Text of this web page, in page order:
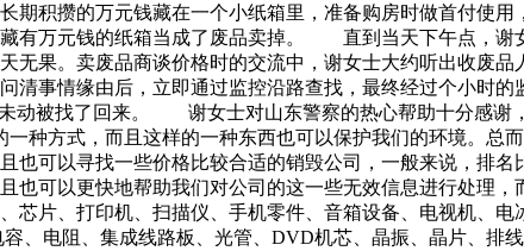
期积攒的万元钱藏在一个小纸箱里，准备购房时做首付使
有万元钱的纸箱当成了废品卖掉。 直到当天下午点，谢
无果。卖废品商谈价格时的交流中，谢女士大约听出收废
事情缘由后，立即通过监控沿路查找，最终经过个小时的
未动被找了回来。 谢女士对山东警察的热心帮助十分感
种方式，而且这样的一种东西也可以保护我们的环境。总
也可以寻找一些价格比较合适的销毁公司，一般来说，排
也可以更快地帮助我们对公司的这一些无效信息进行处理
芯片、打印机、扫描仪、手机零件、音箱设备、电视机、
、电阻、集成线路板、光管、DVD机芯、晶振、晶片、排